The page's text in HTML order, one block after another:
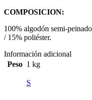
COMPOSICION:
100% algodón semi-
/ 15% poliéster.
Información adicional
Peso 1 kg
S